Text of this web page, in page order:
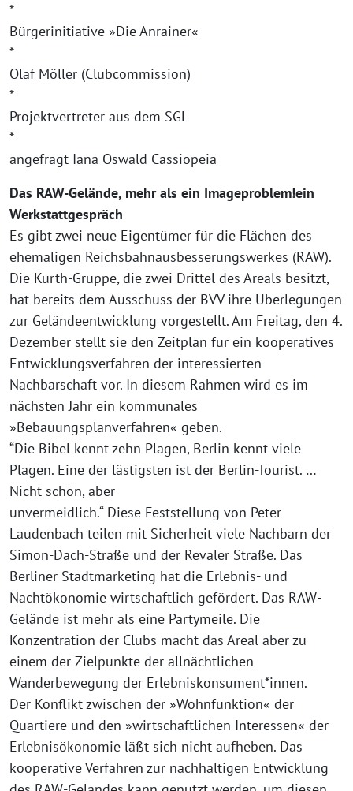
*
Bürgerinitiative »Die Anrainer«
*
Olaf Möller (Clubcommission)
*
Projektvertreter aus dem SGL
*
angefragt Iana Oswald Cassiopeia
Das RAW-Gelände, mehr als ein Imageproblem!ein
Werkstattgespräch
Es gibt zwei neue Eigentümer für die Flächen des
ehemaligen Reichsbahnausbesserungswerkes (RAW).
Die Kurth-Gruppe, die zwei Drittel des Areals besitzt,
hat bereits dem Ausschuss der BVV ihre Überlegungen
zur Geländeentwicklung vorgestellt. Am Freitag, den 4.
Dezember stellt sie den Zeitplan für ein kooperatives
Entwicklungsverfahren der interessierten
Nachbarschaft vor. In diesem Rahmen wird es im
nächsten Jahr ein kommunales
»Bebauungsplanverfahren« geben.
“Die Bibel kennt zehn Plagen, Berlin kennt viele
Plagen. Eine der lästigsten ist der Berlin-Tourist. …
Nicht schön, aber
unvermeidlich.“ Diese Feststellung von Peter
Laudenbach teilen mit Sicherheit viele Nachbarn der
Simon-Dach-Straße und der Revaler Straße. Das
Berliner Stadtmarketing hat die Erlebnis- und
Nachtökonomie wirtschaftlich gefördert. Das RAW-
Gelände ist mehr als eine Partymeile. Die
Konzentration der Clubs macht das Areal aber zu
einem der Zielpunkte der allnächtlichen
Wanderbewegung der Erlebniskonsument*innen.
Der Konflikt zwischen der »Wohnfunktion« der
Quartiere und den »wirtschaftlichen Interessen« der
Erlebnisökonomie läßt sich nicht aufheben. Das
kooperative Verfahren zur nachhaltigen Entwicklung